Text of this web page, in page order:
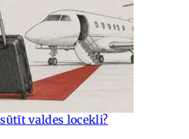
valdes locekli?